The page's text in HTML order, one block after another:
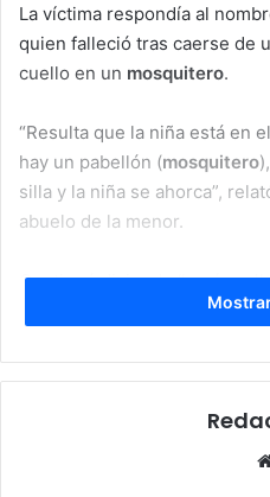
La víctima respondía al
quien falleció tras caerse de
cuello en un mosquitero.
“Resulta que la niña está en
hay un pabellón (mosquitero
silla y la niña se ahorca”,
abuelo de la menor.
Continuó diciendo “a mí me
fallecida y me fui para darle
llevarla al hospital de San
El angustiado abuelo
tipo de problema, “era sana,